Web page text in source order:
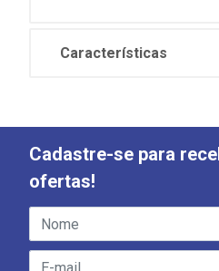
Características
Cadastre-se para
ofertas!